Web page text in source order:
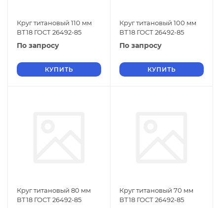
Круг титановый 110 мм
ВТ18 ГОСТ 26492-85
По запросу
КУПИТЬ
Круг титановый 100 мм
ВТ18 ГОСТ 26492-85
По запросу
КУПИТЬ
Круг титановый 80 мм
ВТ18 ГОСТ 26492-85
Круг титановый 70 мм
ВТ18 ГОСТ 26492-85